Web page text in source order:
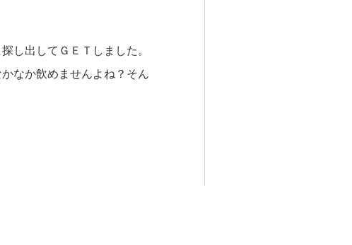
し出してＧＥＴしました。
なか飲めませんよね？そん